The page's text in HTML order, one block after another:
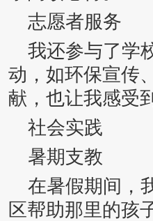
志愿者服务
我还参与了学
动，如环保宣传
献，也让我感受
社会实践
暑期支教
在暑假期间，
区帮助那里的孩